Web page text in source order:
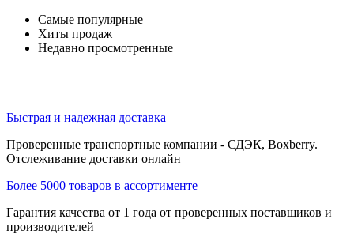
Самые популярные
Хиты продаж
Недавно просмотренные
Быстрая и надежная доставка
Проверенные транспортные компании - СДЭК, Boxberry.
Отслеживание доставки онлайн
Более 5000 товаров в ассортименте
Гарантия качества от 1 года от проверенных поставщиков и
производителей